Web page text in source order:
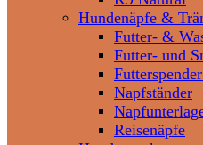
Hundenäpfe &
Futter- &
Futter- und
Napfständer
Reisenäpfe